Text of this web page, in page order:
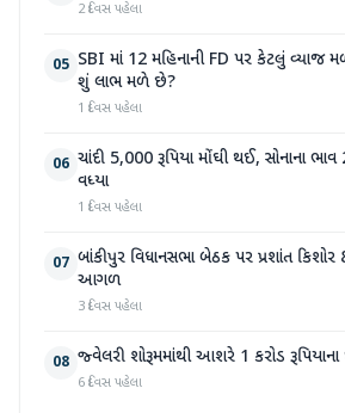
2 દિવસ પહેલા
05 SBI માં 12 મહિનાની FD પર કેટલું વ્યાજ
શું લાભ મળે છે?
1 દિવસ પહેલા
06 ચાંદી 5,000 રૂપિયા મોંઘી થઈ, સોનાના
વધ્યા
1 દિવસ પહેલા
07 બાંકીપુર વિધાનસભા બેઠક પર પ્રશાંત
આગળ
3 દિવસ પહેલા
08 જ્વેલરી શોરૂમમાંથી આશરે 1 કરોડ રૂપિયાના
6 દિવસ પહેલા